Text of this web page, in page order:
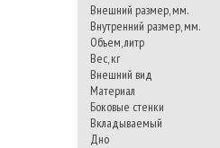
Внешний размер, мм.
Внутренний размер, мм.
Объем, литр
Вес, кг
Внешний вид
Материал
Боковые стенки
Вкладываемый
Дно